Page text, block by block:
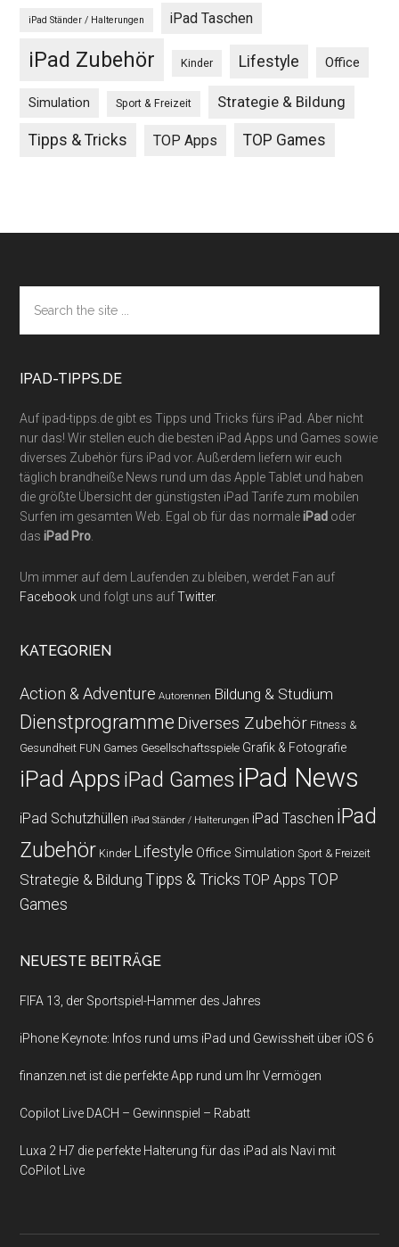
iPad Ständer / Halterungen iPad Taschen
iPad Zubehör Kinder Lifestyle Office
Simulation Sport & Freizeit Strategie & Bildung
Tipps & Tricks TOP Apps TOP Games
Footer
the
site
IPAD-TIPPS.DE
Auf ipad-tipps.de gibt es Tipps und Tricks fürs iPad. Aber nicht
nur das! Wir stellen euch die besten iPad Apps und Games sowie
diverses Zubehör fürs iPad vor. Außerdem liefern wir euch
täglich brandheiße News rund um das Apple Tablet und haben
die größte Übersicht der günstigsten iPad Tarife zum mobilen
Surfen im gesamten Web. Egal ob für das normaleiPad oder
dasiPad Pro
Um immer auf dem Laufenden zu bleiben, werdet Fan auf
Facebook und folgt uns aufTwitter.
KATEGORIEN
Action & Adventure Autorennen Bildung & Studium
Dienstprogramme Diverses Zubehör Fitness &
Gesundheit FUN Games Gesellschaftsspiele Grafik & Fotografie
iPad Apps iPad Games iPad News
iPad Schutzhüllen iPad Ständer / Halterungen iPad Taschen iPad
Zubehör Kinder Lifestyle Office Simulation Sport & Freizeit
Strategie & Bildung Tipps & Tricks TOP Apps TOP
Games
NEUESTE BEITRÄGE
FIFA 13, der Sportspiel-Hammer des Jahres
iPhone Keynote: Infos rund ums iPad und Gewissheit über iOS 6
finanzen.net ist die perfekte App rund um Ihr Vermögen
Copilot Live DACH – Gewinnspiel – Rabatt
Luxa 2 H7 die perfekte Halterung für das iPad als Navi mit
CoPilot Live